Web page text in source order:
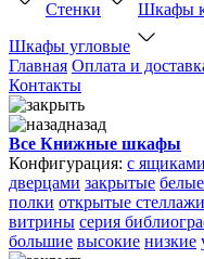
Стенки
Шкафы
Шкафы угловые
Главная Оплата и
Контакты
назад
Все Книжные шкафы
Конфигурация: с ящиками
дверцами закрытые белые
полки открытые стеллажи
витрины серия
большие высокие низкие